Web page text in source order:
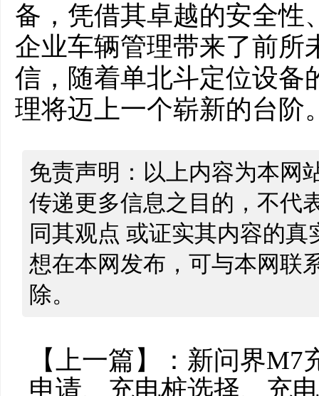
备，凭借其卓越的安全性
企业车辆管理带来了前所
信，随着单北斗定位设备
理将迈上一个崭新的台阶
免责声明：以上内容为本网
传递更多信息之目的，不代
同其观点 或证实其内容的
想在本网发布，可与本网联
除。
【上一篇】： 新问界M7
申请、充电桩选择、充